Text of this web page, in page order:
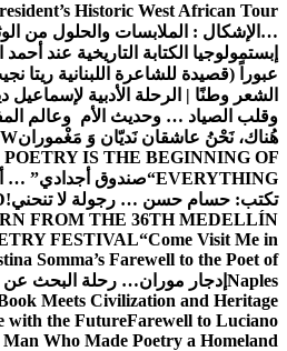
Historic West African Tour
…الإشكال : الملابسات والحلول من
إبستمولوجيا الكتابة التاريخية عند أحمد
عبوراً (قصيدة للشاعرة اللبنانية ريتا
الشعر وطنًا | الرحلة الأدبية لإسماعيل
وقلب الصياد … وحديث الأم وعالم
هُناك، نَحْنُ عاشقان نَديّان وَ مَغْموران
IS THE BEGINNING OF
EVERYTHING“صندوق أجدادي” …
تكتب: حسام حسن … رجولة لا تنحني!
FROM THE 36TH MEDELLÍN
FESTIVAL“Come Visit Me in
Somma’s Farewell to the Poet of
Naples إدجار موران… رحلة البحث عن
Meets Civilization and Heritage
with the FutureFarewell to Luciano
Who Made Poetry a Homeland